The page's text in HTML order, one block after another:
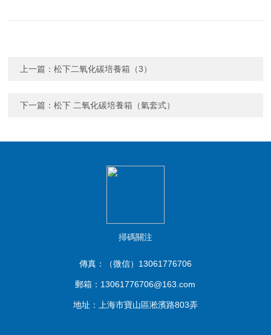
上一篇：松下二氧化碳培養箱（3）
下一篇：松下 二氧化碳培養箱（氣套式）
掃碼關注
傳真：（微信）13061776706
郵箱：13061776706@163.com
地址：上海市寶山區淞濱路803弄